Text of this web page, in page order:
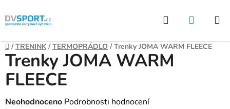
Přejít
na
Hledat
Domů
/ TRENINK / TERMOPRÁDLO / Trenky JOMA WARM FLEECE
Trenky JOMA WARM
FLEECE
Průměrné
Neohodnoceno Podrobnosti hodnocení